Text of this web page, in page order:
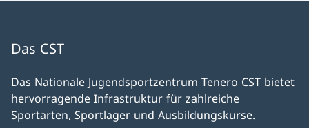
Das CST
Das Nationale Jugendsportzentrum Tenero CST bietet
hervorragende Infrastruktur für zahlreiche
Sportarten, Sportlager und Ausbildungskurse.